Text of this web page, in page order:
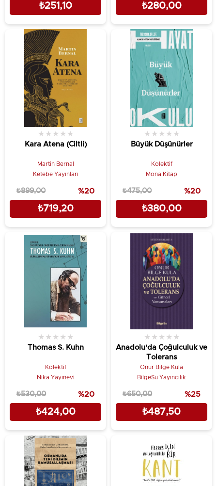
₺251,10 ₺280,00
Kara Atena (Ciltli)
★ ★ ★ ★ ★
Martin Bernal
Ketebe Yayınları
₺719,20
₺899,00 %20
Büyük Düşünürler
★ ★ ★ ★ ★
Kolektif
Mona Kitap
₺380,00
₺475,00 %20
Thomas S. Kuhn
★ ★ ★ ★ ★
Kolektif
Nika Yayınevi
₺424,00
₺530,00 %20
Anadolu'da Çoğulculuk ve
Tolerans
★ ★ ★ ★ ★
Onur Bilge Kula
BilgeSu Yayıncılık
₺487,50
₺650,00 %25